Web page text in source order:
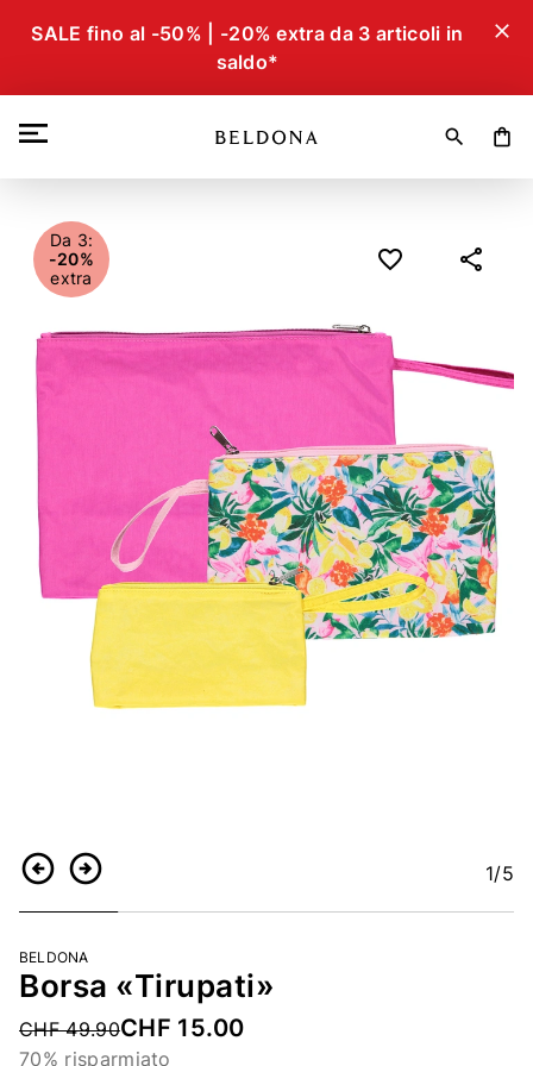
SALE fino al -50% | -20% extra da 3 articoli in
saldo*
close
search shopping_bag
IndietroContinua 1/5
Da 3:
-20%
extra
BELDONA
Borsa «Tirupati»
Price reduced from
CHF 49.90CHF 15.00
70% risparmiato